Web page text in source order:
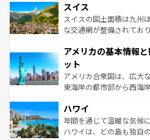
を参照してほしい。
は、お酒好きな人にはぜひ体験し
ドイツ情報はコンテンツ
リアごとに異なる魅力が
ティー、ビール好きには
戦など、本場だからこそ
ンツ一覧を参照してほし
スイス
スイスの国土面積は九州
な交通網が整備されてお
の建物がそのまま残る町
博物館もあり、アルプス
ことができる。国民の所
者向けの交通パス提供の
着のスイス情報は
アメリカの基本情報
ット
アメリカ合衆国は、広大
東海岸の都市部から西海
のような巨大都市は、観
ンメントが詰まった刺激
西部には大自然が広がり
ハワイ
年間を通じて温暖な気候
ハワイは、どの島も独自